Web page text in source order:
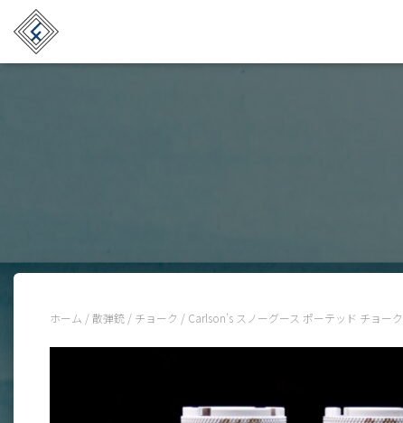
ホーム /散弾銃 / チョーク / Carlson’s スノーグース ポーテッド チョー